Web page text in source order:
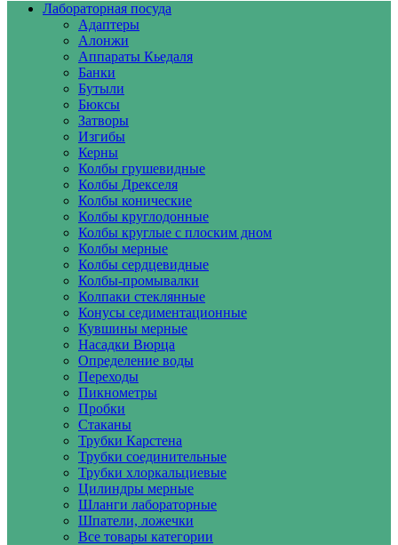
Лабораторная посуда
Адаптеры
Алонжи
Аппараты Кьедаля
Банки
Бутыли
Бюксы
Затворы
Изгибы
Керны
Колбы грушевидные
Колбы Дрекселя
Колбы конические
Колбы круглодонные
Колбы круглые с плоским дном
Колбы мерные
Колбы сердцевидные
Колбы-промывалки
Колпаки стеклянные
Конусы седиментационные
Кувшины мерные
Насадки Вюрца
Определение воды
Переходы
Пикнометры
Пробки
Стаканы
Трубки Карстена
Трубки соединительные
Трубки хлоркальциевые
Цилиндры мерные
Шланги лабораторные
Шпатели, ложечки
Все товары категории